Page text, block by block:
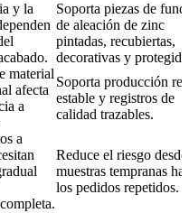
y la
Soporta piezas de
de aleación de zinc
pintadas, recubiertas,
decorativas y
material
afecta
a
Soporta producción
estable y registros de
calidad trazables.
a
Reduce el riesgo
muestras tempranas
los pedidos repetidos.